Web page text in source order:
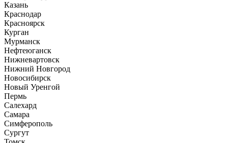
Казань
Краснодар
Красноярск
Курган
Мурманск
Нефтеюганск
Нижневартовск
Нижний Новгород
Новосибирск
Новый Уренгой
Пермь
Салехард
Самара
Симферополь
Сургут